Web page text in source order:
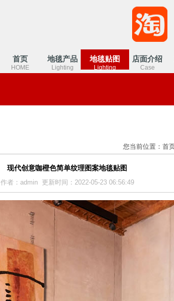
首页
HOME
地毯产品
Lighting
地毯贴图
Lighting
店面介绍
Case
您当前位置： 首
现代创意咖橙色简单纹理图案地毯贴图
作者：admin 更新时间：2022-05-23 06:56:49